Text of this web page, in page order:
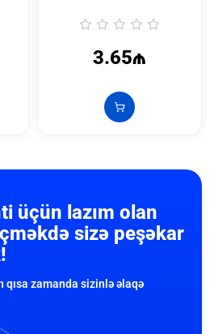
3.65₼
üçün lazım olan
sizə peşəkar
qısa zamanda sizinlə əlaqə